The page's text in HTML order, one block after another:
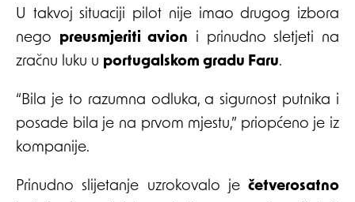
U takvoj situaciji pilot nije imao drugog izbora
nego preusmjeriti avion i prinudno sletjeti na
zračnu luku u portugalskom gradu Faru.
“Bila je to razumna odluka, a sigurnost putnika i
posade bila je na prvom mjestu,” priopćeno je iz
kompanije.
Prinudno slijetanje uzrokovalo je četverosatno